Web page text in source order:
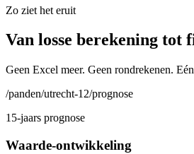
Zo ziet het eruit
Van losse berekening tot
Geen Excel meer. Geen rondrekenen.
/panden/utrecht-12/prognose
15-jaars prognose
Waarde-ontwikkeling